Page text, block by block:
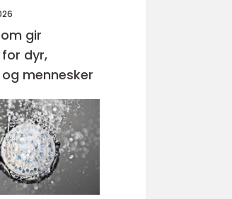
gir
dyr,
mennesker